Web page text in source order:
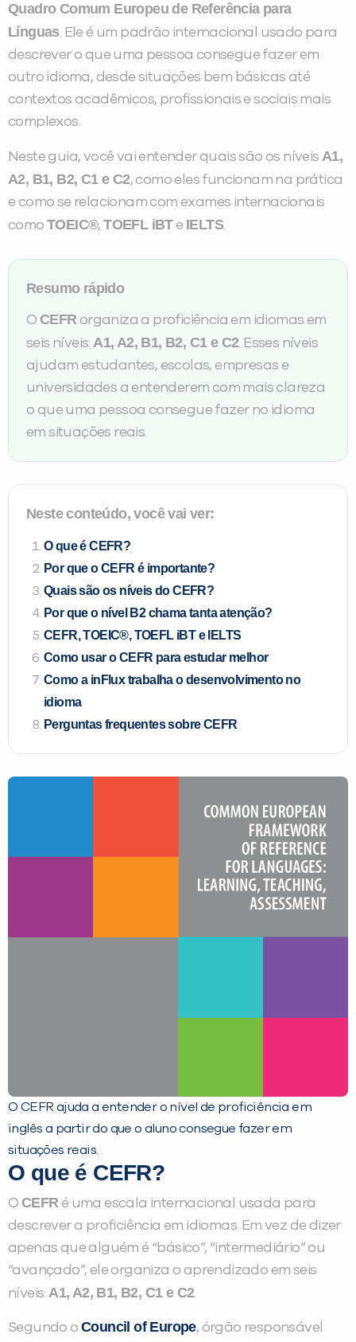
Quadro Comum Europeu de Referência para
Línguas. Ele é um padrão internacional usado para
descrever o que uma pessoa consegue fazer em
outro idioma, desde situações bem básicas até
contextos acadêmicos, profissionais e sociais mais
complexos.
Neste guia, você vai entender quais são os níveis A1,
A2, B1, B2, C1 e C2, como eles funcionam na prática
e como se relacionam com exames internacionais
como TOEIC®,TOEFL iBTe IELTS.
Resumo rápido
O CEFRorganiza a proficiência em idiomas em
seis níveis:A1, A2, B1, B2, C1 e C2. Esses níveis
ajudam estudantes, escolas, empresas e
universidades a entenderem com mais clareza
o que uma pessoa consegue fazer no idioma
em situações reais.
Neste conteúdo, você vai ver:
O que é CEFR?
Por que o CEFR é importante?
Quais são os níveis do CEFR?
Por que o nível B2 chama tanta atenção?
CEFR, TOEIC®, TOEFL iBT e IELTS
Como usar o CEFR para estudar melhor
Como a inFlux trabalha o desenvolvimento no
idioma
Perguntas frequentes sobre CEFR
O CEFR ajuda a entender o nível de proficiência em
inglês a partir do que o aluno consegue fazer em
situações reais.
O que é CEFR?
O CEFRé uma escala internacional usada para
descrever a proficiência em idiomas. Em vez de dizer
apenas que alguém é “básico”, “intermediário” ou
“avançado”, ele organiza o aprendizado em seis
níveis:A1, A2, B1, B2, C1 e C2.
Segundo o Council of Europe, órgão responsável
PEÇA UMA DEMONSTRAÇÃO DE MÉTODO
Desculpe!
Não encontramos nenhuma unidade
inFlux nesta cidade ou bairro que
Preencha com seus dados abaixo e
já vamos te colocar em contato
com a:
Você é aluno inFlux?
Sim Não